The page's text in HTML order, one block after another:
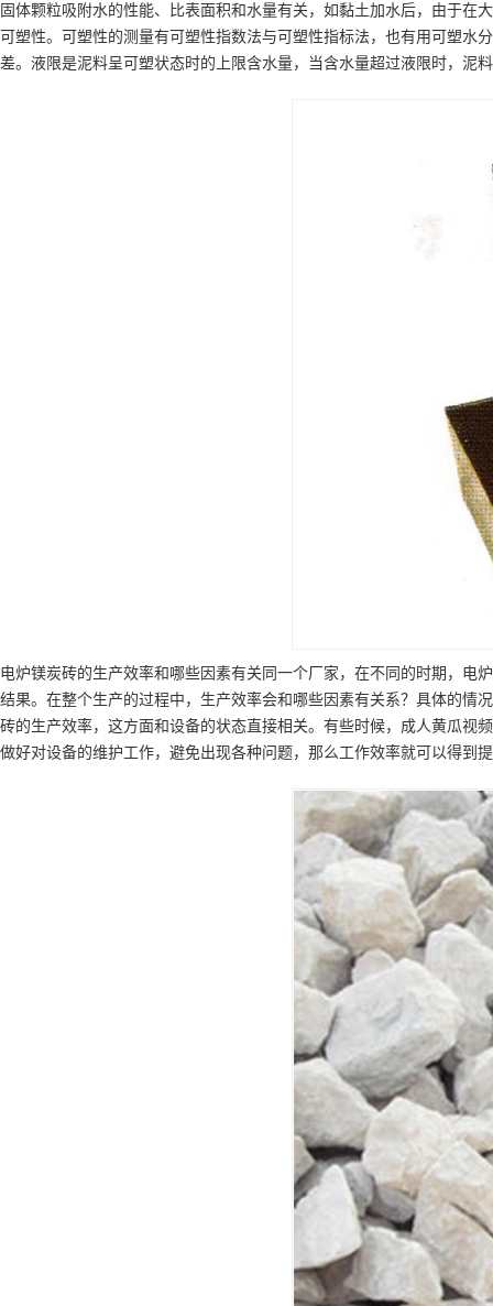
固体颗粒吸附水的性能、比表面积和水量有关，如黏土加水后，由于
可塑性。可塑性的测量有可塑性指数法与可塑性指标法，也有用可塑
差。液限是泥料呈可塑状态时的上限含水量，当含水量超过液限时，泥
电炉镁炭砖的生产效率和哪些因素有关同一个厂家，在不同的时期，电
结果。在整个生产的过程中，生产效率会和哪些因素有关系？具体的情
砖的生产效率，这方面和设备的状态直接相关。有些时候，成人黄瓜视
做好对设备的维护工作，避免出现各种问题，那么工作效率就可以得到